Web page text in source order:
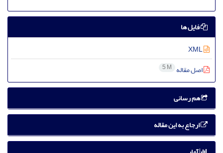
فایل ها
اصل مقاله 5 M
هم رسانی
ارجاع به این مقاله